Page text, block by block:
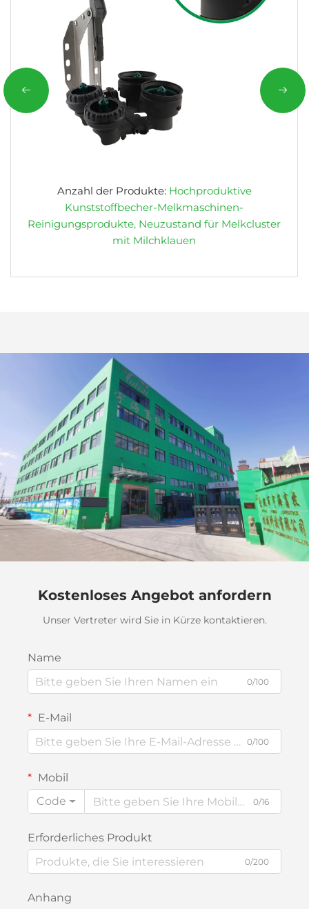
Anzahl der Produkte:Hochproduktive
Kunststoffbecher-Melkmaschinen-
Reinigungsprodukte, Neuzustand für Melkcluster
mit Milchklauen
Kostenloses Angebot anfordern
Unser Vertreter wird Sie in Kürze kontaktieren.
Name
0/100
E-Mail
0/100
Mobil
Code
0/16
Erforderliches Produkt
0/200
Anhang